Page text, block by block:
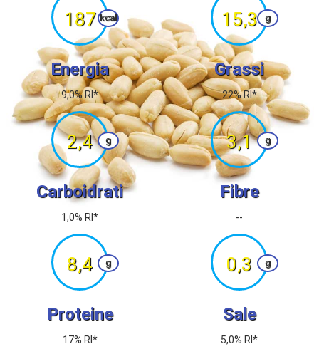
kcal
187
Energia
9,0% RI*
g
15,3
Grassi
22% RI*
g
2,4
Carboidrati
1,0% RI*
g
3,1
Fibre
--
g
8,4
Proteine
17% RI*
g
0,3
Sale
5,0% RI*